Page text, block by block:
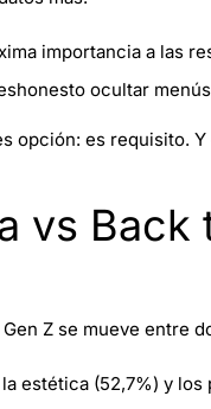
importancia a las
ocultar
opción: es requisito.
vs
Z se mueve entre
estética (52,7%) y